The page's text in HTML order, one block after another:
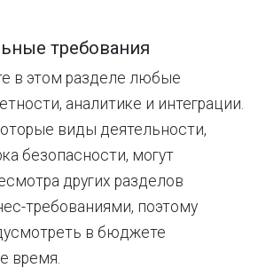
требования
в этом разделе любые
аналитике и интеграции.
виды деятельности,
безопасности, могут
других разделов
требованиями, поэтому
в бюджете
время.